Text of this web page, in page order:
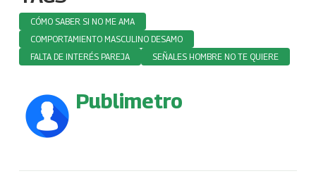
CÓMO SABER SI NO ME AMA
COMPORTAMIENTO MASCULINO DESAMO
FALTA DE INTERÉS PAREJA
SEÑALES HOMBRE NO TE QUIERE
Publimetro